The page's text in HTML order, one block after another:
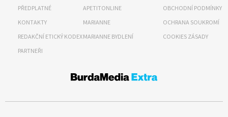
PŘEDPLATNÉ
KONTAKTY
REDAKČNÍ ETICKÝ KODEX
PARTNEŘI
APETITONLINE
MARIANNE
MARIANNE BYDLENÍ
OBCHODNÍ PODMÍNKY
OCHRANA SOUKROMÍ
COOKIES ZÁSADY